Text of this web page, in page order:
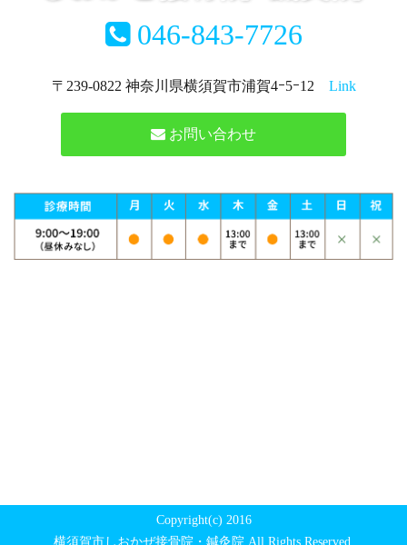
046-843-7726
〒239-0822 神奈川県横須賀市浦賀4ｰ5ｰ12 Link
お問い合わせ
Copyright(c) 2016
横須賀市しおかぜ接骨院・鍼灸院 All Rights Reserved.